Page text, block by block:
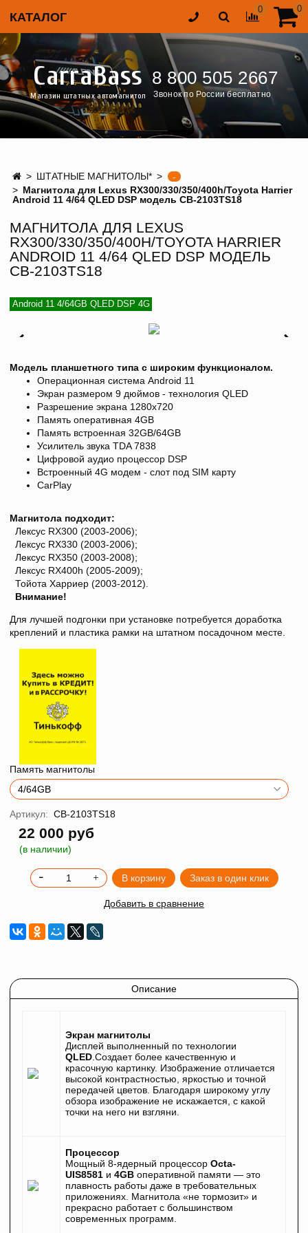
КАТАЛОГ
0 0
CarraBass
Магазин штатных автомагнитол
8 800 505 2667
Звонок по России бесплатно
ШТАТНЫЕ МАГНИТОЛЫ*
-
Магнитола для Lexus RX300/330/350/400h/Toyota Harrier
Android 11 4/64 QLED DSP модель CB-2103TS18
МАГНИТОЛА ДЛЯ LEXUS
RX300/330/350/400H/TOYOTA HARRIER
ANDROID 11 4/64 QLED DSP МОДЕЛЬ
CB-2103TS18
Android 11 4/64GB QLED DSP 4G
Модель планшетного типа с широким функционалом.
Операционная система Android 11
Экран размером 9 дюймов - технология QLED
Разрешение экрана 1280х720
Память оперативная 4GB
Память встроенная 32GB/64GB
Усилитель звука TDA 7838
Цифровой аудио процессор DSP
Встроенный 4G модем - слот под SIM карту
CarPlay
Магнитола подходит:
Лексус RX300 (2003-2006);
Лексус RX330 (2003-2006);
Лексус RX350 (2003-2008);
Лексус RX400h (2005-2009);
Тойота Харриер (2003-2012).
Внимание!
Для лучшей подгонки при установке потребуется доработка
креплений и пластика рамки на штатном посадочном месте.
Память магнитолы
Артикул: CB-2103TS18
22 000 руб
(в наличии)
В корзину Заказ в один клик
Добавить в сравнение
Описание
Экран магнитолы
Дисплей выполненный по технологии
QLED .Создает более качественную и
красочную картинку. Изображение отличается
высокой контрастностью, яркостью и точной
передачей цветов. Благодаря широкому углу
обзора изображение не искажается, с какой
точки на него ни взгляни.
Процессор
Мощный 8-ядерный процессор Octa-
UIS8581 и 4GB оперативной памяти — это
плавность работы даже в требовательных
приложениях. Магнитола «не тормозит» и
прекрасно работает с большинством
современных программ.